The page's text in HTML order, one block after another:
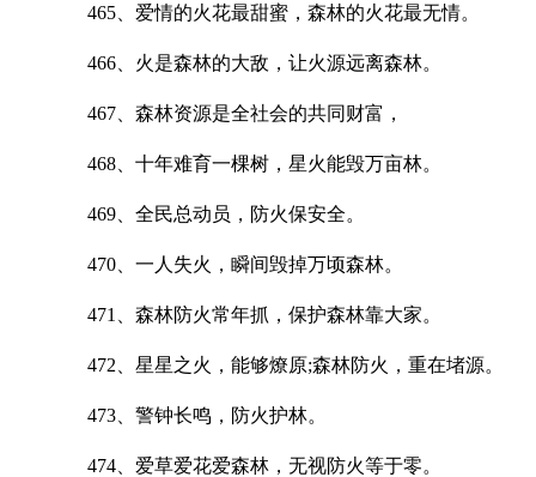
465、爱情的火花最甜蜜，森林的火花最无情。
466、火是森林的大敌，让火源远离森林。
467、森林资源是全社会的共同财富，
468、十年难育一棵树，星火能毁万亩林。
469、全民总动员，防火保安全。
470、一人失火，瞬间毁掉万顷森林。
471、森林防火常年抓，保护森林靠大家。
472、星星之火，能够燎原;森林防火，重在堵源。
473、警钟长鸣，防火护林。
474、爱草爱花爱森林，无视防火等于零。